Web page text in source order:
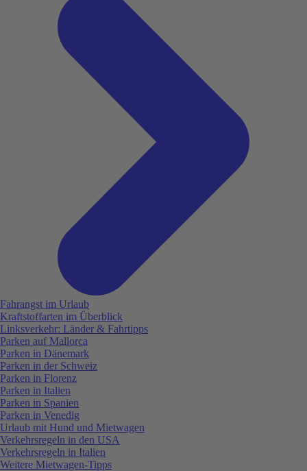
Fahrangst im Urlaub
Kraftstoffarten im Überblick
Linksverkehr: Länder & Fahrtipps
Parken auf Mallorca
Parken in Dänemark
Parken in der Schweiz
Parken in Florenz
Parken in Italien
Parken in Spanien
Parken in Venedig
Urlaub mit Hund und Mietwagen
Verkehrsregeln in den USA
Verkehrsregeln in Italien
Weitere Mietwagen-Tipps